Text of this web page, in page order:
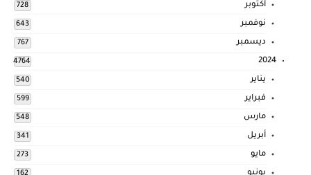
أكتوبر 728
نوفمبر 643
ديسمبر 767
2024
4764
يناير 540
فبراير 599
مارس 548
أبريل 341
مايو 273